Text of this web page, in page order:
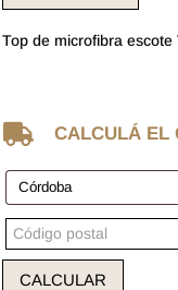
Top de microfibra
 CALCULÁ EL
CALCULAR